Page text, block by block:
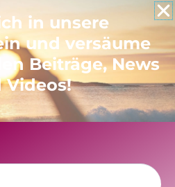
in unsere
und versäume
Beiträge, News
Videos!